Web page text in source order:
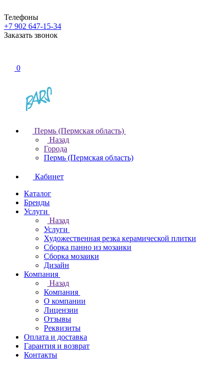
Телефоны
+7 902 647-15-34
Заказать звонок
0
Пермь (Пермская область)
Назад
Города
Пермь (Пермская область)
Кабинет
Каталог
Бренды
Услуги
Назад
Услуги
Художественная резка керамической плитки
Сборка панно из мозаики
Сборка мозаики
Дизайн
Компания
Назад
Компания
О компании
Лицензии
Отзывы
Реквизиты
Оплата и доставка
Гарантия и возврат
Контакты